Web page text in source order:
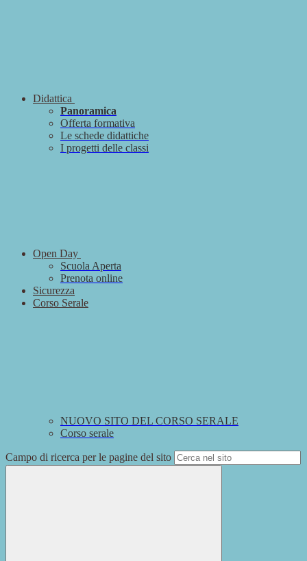
Didattica
Panoramica
Offerta formativa
Le schede didattiche
I progetti delle classi
Open Day
Scuola Aperta
Prenota online
Sicurezza
Corso Serale
NUOVO SITO DEL CORSO SERALE
Corso serale
Campo di ricerca per le pagine del sito